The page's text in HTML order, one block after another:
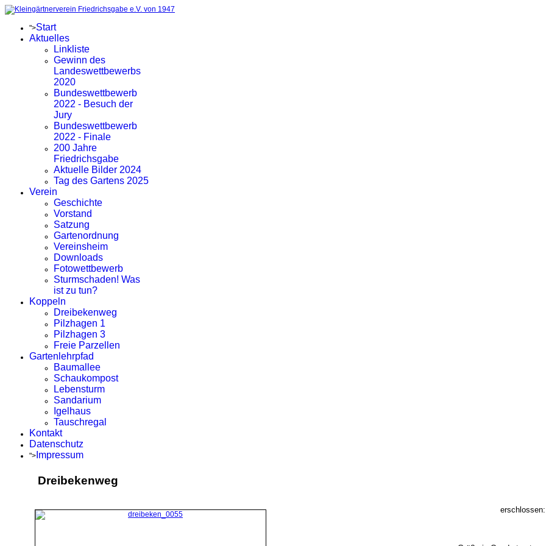
">Start
Aktuelles
Linkliste
Gewinn des
Landeswettbewerbs
2020
Bundeswettbewerb
2022 - Besuch der
Jury
Bundeswettbewerb
2022 - Finale
200 Jahre
Friedrichsgabe
Aktuelle Bilder 2024
Tag des Gartens 2025
Verein
Geschichte
Vorstand
Satzung
Gartenordnung
Vereinsheim
Downloads
Fotowettbewerb
Sturmschaden! Was
ist zu tun?
Koppeln
Dreibekenweg
Pilzhagen 1
Pilzhagen 3
Freie Parzellen
Gartenlehrpfad
Baumallee
Schaukompost
Lebensturm
Sandarium
Igelhaus
Tauschregal
Kontakt
Datenschutz
"> Impressum
Dreibekenweg
erschlossen: